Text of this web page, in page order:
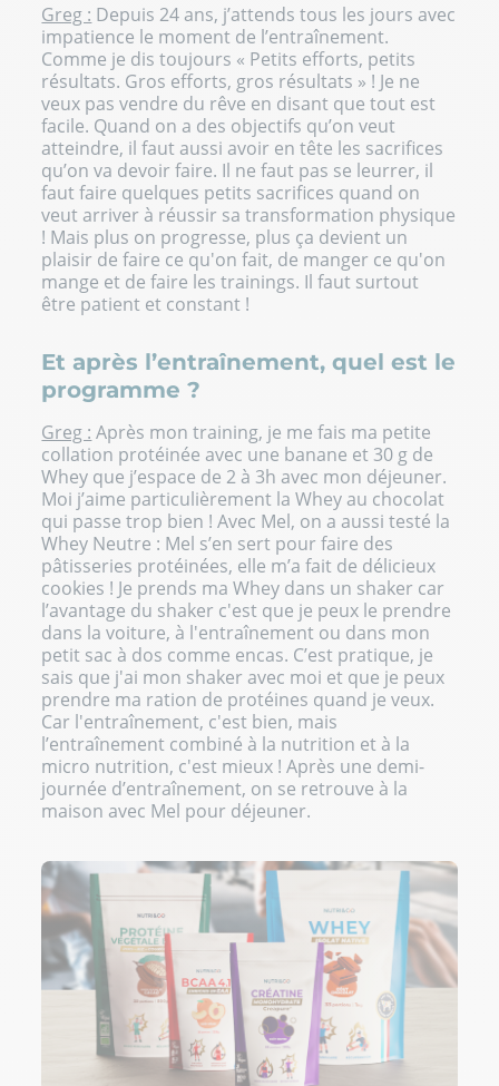
Greg : Depuis 24 ans, j’attends tous les jours avec
impatience le moment de l’entraînement.
Comme je dis toujours « Petits efforts, petits
résultats. Gros efforts, gros résultats » ! Je ne
veux pas vendre du rêve en disant que tout est
facile. Quand on a des objectifs qu’on veut
atteindre, il faut aussi avoir en tête les sacrifices
qu’on va devoir faire. Il ne faut pas se leurrer, il
faut faire quelques petits sacrifices quand on
veut arriver à réussir sa transformation physique
! Mais plus on progresse, plus ça devient un
plaisir de faire ce qu'on fait, de manger ce qu'on
mange et de faire les trainings. Il faut surtout
être patient et constant !
Et après l’entraînement, quel est le
programme ?
Greg : Après mon training, je me fais ma petite
collation protéinée avec une banane et 30 g de
Whey que j’espace de 2 à 3h avec mon déjeuner.
Moi j’aime particulièrement la Whey au chocolat
qui passe trop bien ! Avec Mel, on a aussi testé la
Whey Neutre : Mel s’en sert pour faire des
pâtisseries protéinées, elle m’a fait de délicieux
cookies ! Je prends ma Whey dans un shaker car
l’avantage du shaker c'est que je peux le prendre
dans la voiture, à l'entraînement ou dans mon
petit sac à dos comme encas. C’est pratique, je
sais que j'ai mon shaker avec moi et que je peux
prendre ma ration de protéines quand je veux.
Car l'entraînement, c'est bien, mais
l’entraînement combiné à la nutrition et à la
micro nutrition, c'est mieux ! Après une demi-
journée d’entraînement, on se retrouve à la
maison avec Mel pour déjeuner.